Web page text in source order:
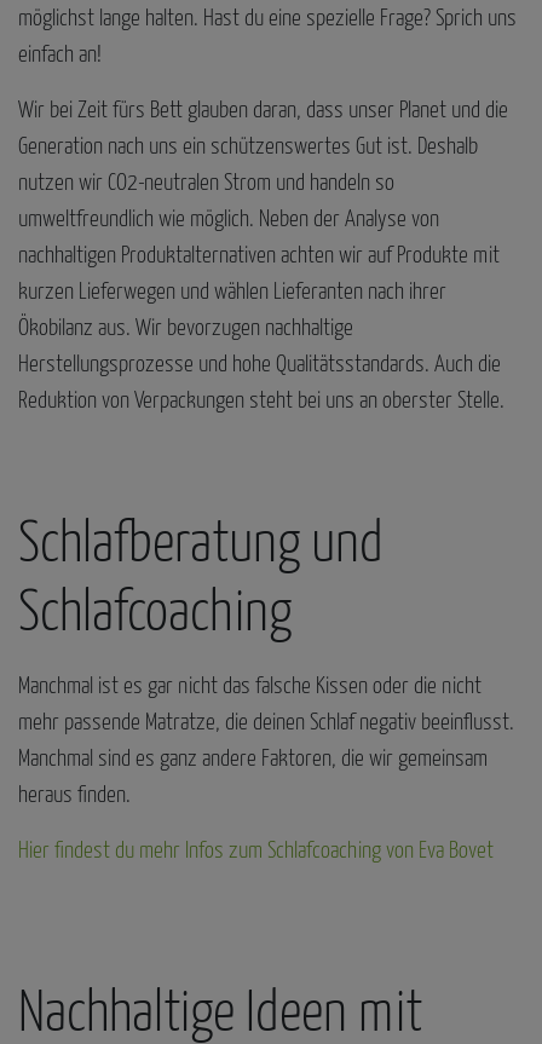
möglichst lange halten. Hast du eine spezielle Frage? Sprich uns
einfach an!
Wir bei Zeit fürs Bett glauben daran, dass unser Planet und die
Generation nach uns ein schützenswertes Gut ist. Deshalb
nutzen wir CO2-neutralen Strom und handeln so
umweltfreundlich wie möglich. Neben der Analyse von
nachhaltigen Produktalternativen achten wir auf Produkte mit
kurzen Lieferwegen und wählen Lieferanten nach ihrer
Ökobilanz aus. Wir bevorzugen nachhaltige
Herstellungsprozesse und hohe Qualitätsstandards. Auch die
Reduktion von Verpackungen steht bei uns an oberster Stelle.
Schlafberatung und
Schlafcoaching
Manchmal ist es gar nicht das falsche Kissen oder die nicht
mehr passende Matratze, die deinen Schlaf negativ beeinflusst.
Manchmal sind es ganz andere Faktoren, die wir gemeinsam
heraus finden.
Hier findest du mehr Infos zum Schlafcoaching von Eva Bovet
Nachhaltige Ideen mit